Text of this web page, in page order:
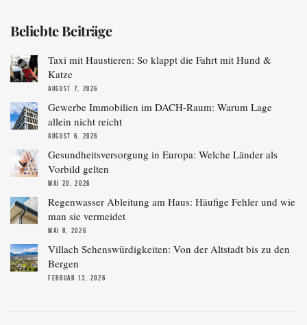
Beliebte Beiträge
Taxi mit Haustieren: So klappt die Fahrt mit Hund &
Katze
AUGUST 7, 2026
Gewerbe Immobilien im DACH-Raum: Warum Lage
allein nicht reicht
AUGUST 6, 2026
Gesundheitsversorgung in Europa: Welche Länder als
Vorbild gelten
MAI 20, 2026
Regenwasser Ableitung am Haus: Häufige Fehler und wie
man sie vermeidet
MAI 8, 2026
Villach Sehenswürdigkeiten: Von der Altstadt bis zu den
Bergen
FEBRUAR 13, 2026